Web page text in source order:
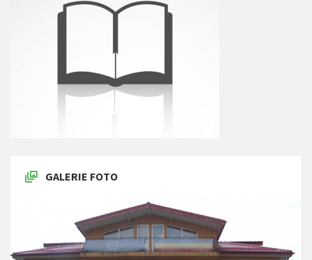
GALERIE FOTO